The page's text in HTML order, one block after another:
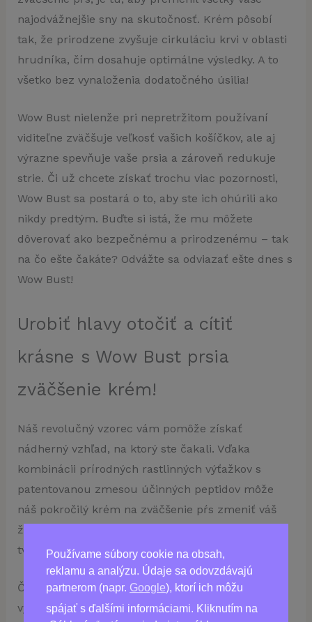
Používame súbory cookie na obsah,
reklamu a analýzu. Údaje sa odovzdávajú
partnerom (napr. Google), ktorí ich môžu
spájať s ďalšími informáciami. Kliknutím na
najodvážnejšie sny na skutočnosť. Krém pôsobí
tak, že prirodzene zvyšuje cirkuláciu krvi v oblasti
hrudníka, čím dosahuje optimálne výsledky. A to
všetko bez vynaloženia dodatočného úsilia!
Wow Bust nielenže pri nepretržitom používaní
viditeľne zväčšuje veľkosť vašich košíčkov, ale aj
výrazne spevňuje vaše prsia a zároveň redukuje
strie. Či už chcete získať trochu viac pozornosti,
Wow Bust sa postará o to, aby ste ich ohúrili ako
nikdy predtým. Buďte si istá, že mu môžete
dôverovať ako bezpečnému a prirodzenému – tak
na čo ešte čakáte? Odvážte sa odviazať ešte dnes s
Wow Bust!
Urobiť hlavy otočiť a cítiť
krásne s Wow Bust prsia
zväčšenie krém!
Náš revolučný vzorec vám pomôže získať
nádherný vzhľad, na ktorý ste čakali. Vďaka
kombinácii prírodných rastlinných výťažkov s
patentovanou zmesou účinných peptidov môže
náš pokročilý krém na zväčšenie pŕs zmeniť váš
život tým, že vám dodá pevné, veľké a dobre
tvarované prsia.
Či už chcete zväčšiť veľkosť košíčkov alebo
vyhladiť ovisnutú pokožku, Wow Bust je tu, aby